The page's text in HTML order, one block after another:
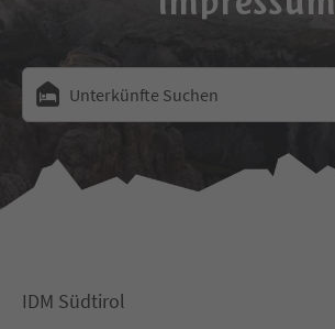
Unterkünfte Suchen
IDM Südtirol